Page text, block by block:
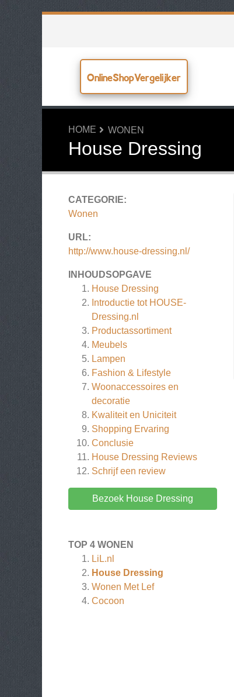
OnlineShopVergelijker
HOME WONEN
House Dressing
CATEGORIE:
Wonen
URL:
http://www.house-dressing.nl/
INHOUDSOPGAVE
House Dressing
Introductie tot HOUSE-
Dressing.nl
Productassortiment
Meubels
Lampen
Fashion & Lifestyle
Woonaccessoires en
decoratie
Kwaliteit en Uniciteit
Shopping Ervaring
Conclusie
House Dressing Reviews
Schrijf een review
Bezoek House Dressing
TOP 4 WONEN
LiL.nl
House Dressing
Wonen Met Lef
Cocoon